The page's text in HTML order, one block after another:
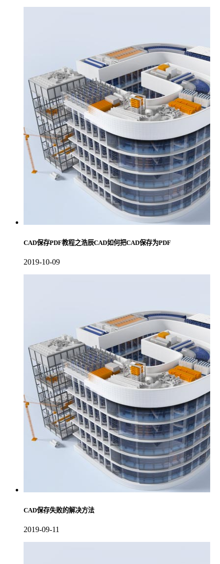
CAD保存PDF教程之浩辰CAD如何把CAD保存为PDF
2019-10-09
CAD保存失败的解决方法
2019-09-11